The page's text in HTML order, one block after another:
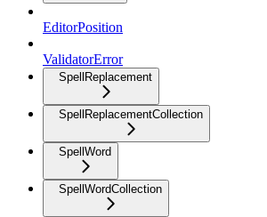
EditorPosition
ValidatorError
SpellReplacement
SpellReplacementCollection
SpellWord
SpellWordCollection